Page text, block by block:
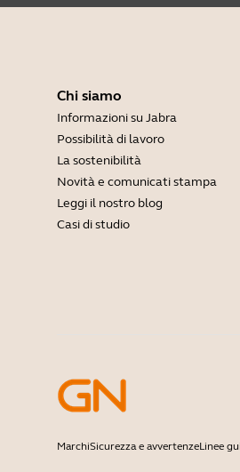
Chi siamo
Informazioni su Jabra
Possibilità di lavoro
La sostenibilità
Novità e comunicati stampa
Leggi il nostro blog
Casi di studio
MarchiSicurezza e avvertenzeLinee